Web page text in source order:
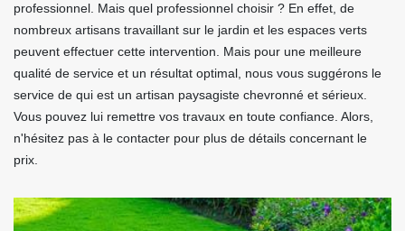
professionnel. Mais quel professionnel choisir ? En effet, de
nombreux artisans travaillant sur le jardin et les espaces verts
peuvent effectuer cette intervention. Mais pour une meilleure
qualité de service et un résultat optimal, nous vous suggérons le
service de qui est un artisan paysagiste chevronné et sérieux.
Vous pouvez lui remettre vos travaux en toute confiance. Alors,
n'hésitez pas à le contacter pour plus de détails concernant le
prix.